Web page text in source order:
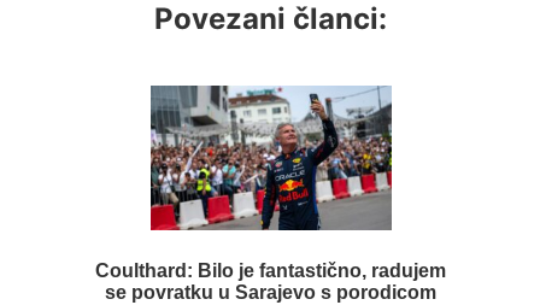
Povezani članci:
Coulthard: Bilo je fantastično, radujem
se povratku u Sarajevo s porodicom